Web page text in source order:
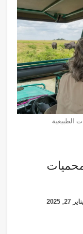
الطبيعية
يناير 27, 2025